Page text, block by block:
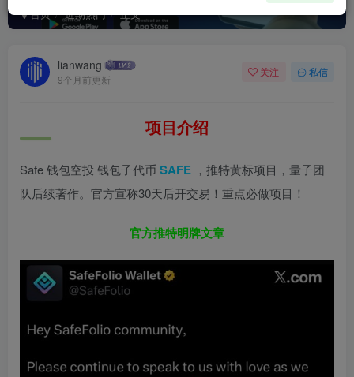
首页 近期热门 正文
lianwang
9个月前更新
关注 私信
项目介绍
Safe 钱包空投 钱包子代币 SAFE ，推特黄标项目，量子团
队后续著作。官方宣称30天后开交易！重点必做项目！
官方推特明牌文章